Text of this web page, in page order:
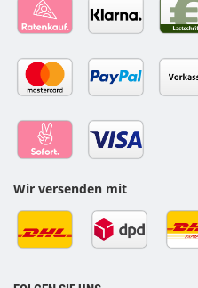
Wir versenden mit